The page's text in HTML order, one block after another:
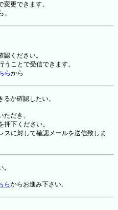
更できます。
。
ください。
ことで受信できます。
らから
か確認したい。
ただき、
押下ください。
スに対して確認メールを送信致しま
らからお進み下さい。